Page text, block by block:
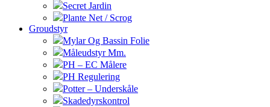
Secret Jardin
Plante Net / Scrog
Groudstyr
Mylar Og Bassin Folie
Måleudstyr Mm.
PH – EC Målere
PH Regulering
Potter – Underskåle
Skadedyrskontrol